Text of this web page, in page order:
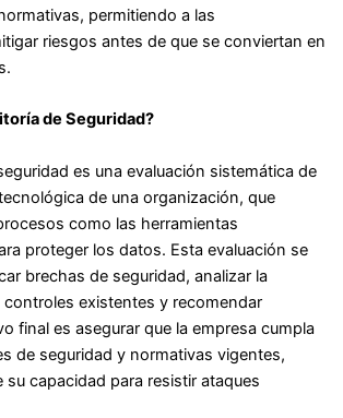
permitiendo a las
riesgos antes de que se conviertan en
de Seguridad?
es una evaluación sistemática de
de una organización, que
como las herramientas
proteger los datos. Esta evaluación se
brechas de seguridad, analizar la
existentes y recomendar
final es asegurar que la empresa cumpla
de seguridad y normativas vigentes,
su capacidad para resistir ataques